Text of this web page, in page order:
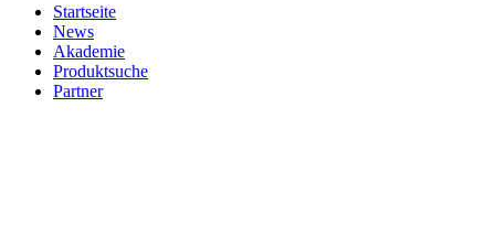
Startseite
News
Akademie
Produktsuche
Partner